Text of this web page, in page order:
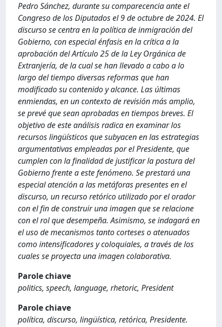
Pedro Sánchez, durante su comparecencia ante el
Congreso de los Diputados el 9 de octubre de 2024. El
discurso se centra en la política de inmigración del
Gobierno, con especial énfasis en la crítica a la
aprobación del Artículo 25 de la Ley Orgánica de
Extranjería, de la cual se han llevado a cabo a lo
largo del tiempo diversas reformas que han
modificado su contenido y alcance. Las últimas
enmiendas, en un contexto de revisión más amplio,
se prevé que sean aprobadas en tiempos breves. El
objetivo de este análisis radica en examinar los
recursos lingüísticos que subyacen en las estrategias
argumentativas empleadas por el Presidente, que
cumplen con la finalidad de justificar la postura del
Gobierno frente a este fenómeno. Se prestará una
especial atención a las metáforas presentes en el
discurso, un recurso retórico utilizado por el orador
con el fin de construir una imagen que se relacione
con el rol que desempeña. Asimismo, se indagará en
el uso de mecanismos tanto corteses o atenuados
como intensificadores y coloquiales, a través de los
cuales se proyecta una imagen colaborativa.
Parole chiave
politics, speech, language, rhetoric, President
Parole chiave
política, discurso, lingüística, retórica, Presidente.